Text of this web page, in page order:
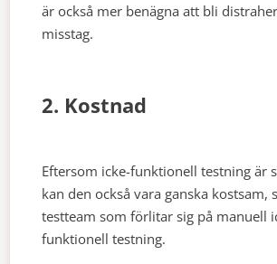
är också mer benägna att bli
misstag.
2. Kostnad
Eftersom icke-funktionell testning är
kan den också vara ganska kostsam,
testteam som förlitar sig på manuell
funktionell testning.